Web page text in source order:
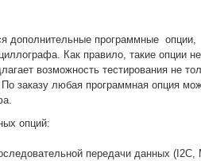
дополнительные программные опции,
Как правило, такие опции
возможность тестирования не
заказу любая программная опция
опций:
передачи данных (I2C,